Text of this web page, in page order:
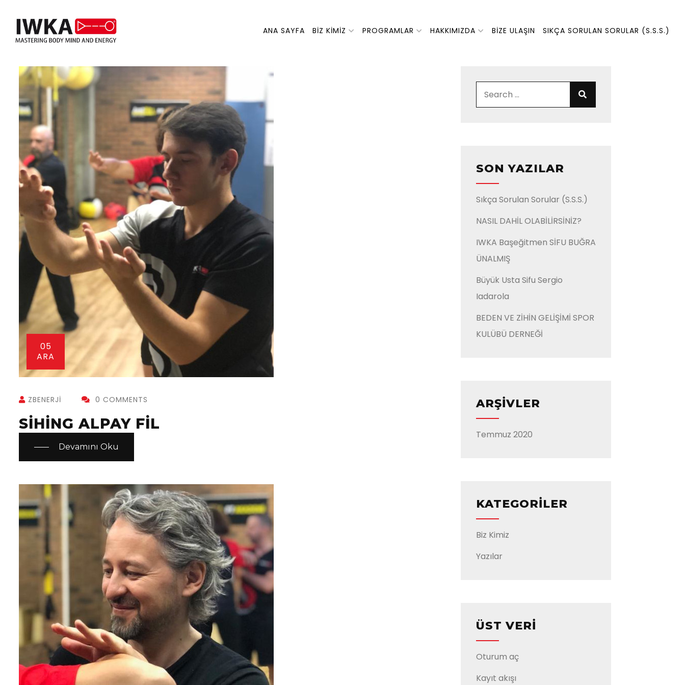
ANA SAYFA BIZ KIMIZ PROGRAMLAR HAKKIMIZDA BIZE ULAŞIN SIKÇA SORULAN SORULAR (S.S.S.)
05
ARA
ZBENERJI 0 COMMENTS
SIHING ALPAY FIL
Devamını Oku
Search for:
SON YAZILAR
Sıkça Sorulan Sorular (S.S.S.)
NASIL DAHİL OLABİLİRSİNİZ?
IWKA Başeğitmen SİFU BUĞRA
ÜNALMIŞ
Büyük Usta Sifu Sergio
Iadarola
BEDEN VE ZİHİN GELİŞİMİ SPOR
KULÜBÜ DERNEĞİ
ARŞIVLER
Temmuz 2020
KATEGORILER
Biz Kimiz
Yazılar
ÜST VERI
Oturum aç
Kayıt akışı